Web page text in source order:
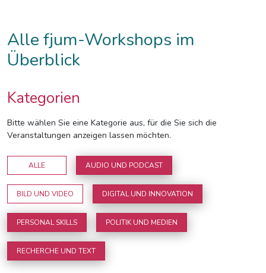
Alle fjum-Workshops im
Überblick
Kategorien
Bitte wählen Sie eine Kategorie aus, für die Sie sich die
Veranstaltungen anzeigen lassen möchten.
ALLE AUDIO UND PODCAST
BILD UND VIDEO DIGITAL UND INNOVATION
PERSONAL SKILLS POLITIK UND MEDIEN
RECHERCHE UND TEXT